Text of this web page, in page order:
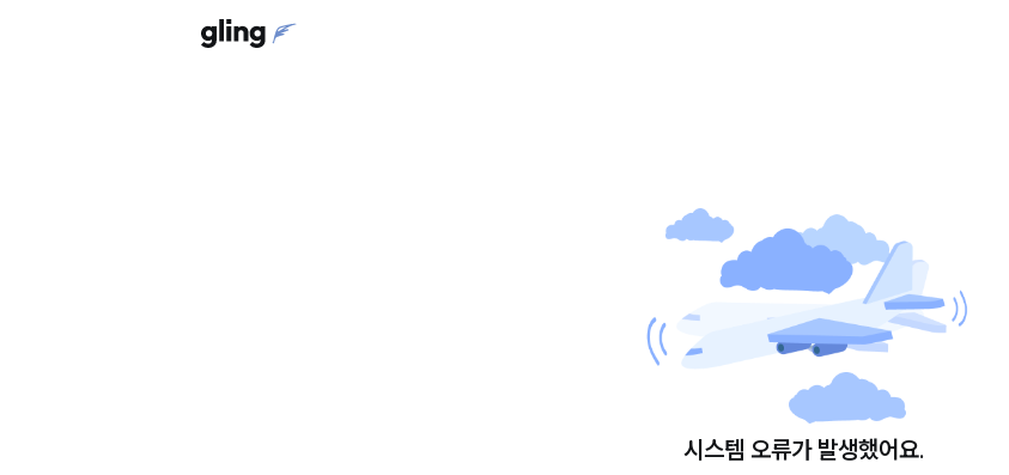
시스템 오류가 발생했어요.